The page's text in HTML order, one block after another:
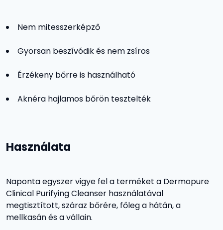
Nem mitesszerképző
Gyorsan beszívódik és nem zsíros
Érzékeny bőrre is használható
Aknéra hajlamos bőrön tesztelték
Használata
Naponta egyszer vigye fel a terméket a Dermopure
Clinical Purifying Cleanser használatával
megtisztított, száraz bőrére, főleg a hátán, a
mellkasán és a vállain.